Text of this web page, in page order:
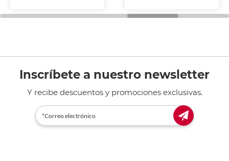
general de oficina.
Inscríbete a nuestro newsletter
Y recibe descuentos y promociones exclusivas.